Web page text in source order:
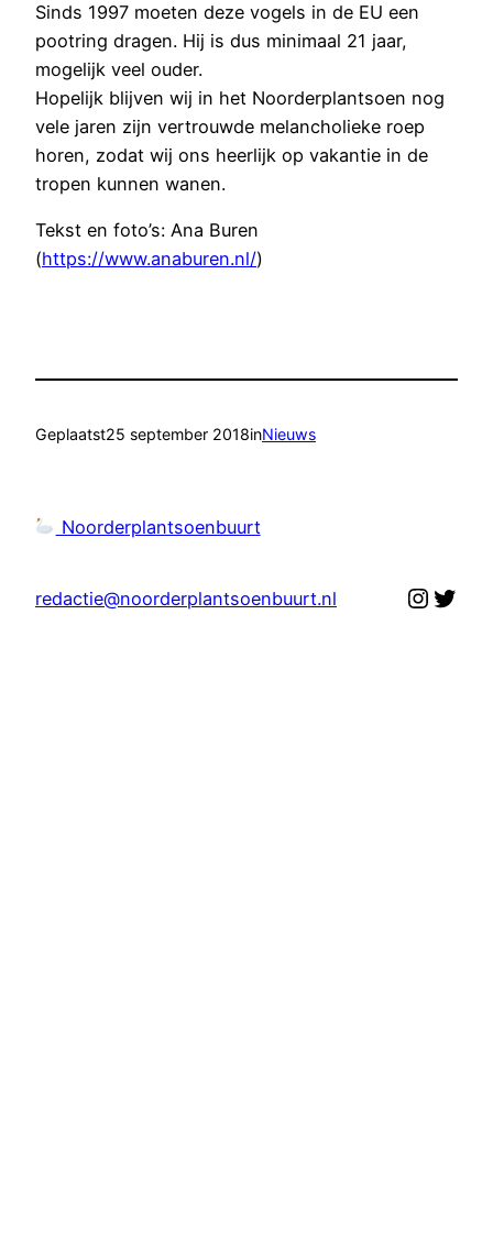
Sinds 1997 moeten deze vogels in de EU een
pootring dragen. Hij is dus minimaal 21 jaar,
mogelijk veel ouder.
Hopelijk blijven wij in het Noorderplantsoen nog
vele jaren zijn vertrouwde melancholieke roep
horen, zodat wij ons heerlijk op vakantie in de
tropen kunnen wanen.
Tekst en foto’s: Ana Buren
(https://www.anaburen.nl/)
Geplaatst25 september 2018inNieuws
Noorderplantsoenbuurt
redactie@noorderplantsoenbuurt.nl